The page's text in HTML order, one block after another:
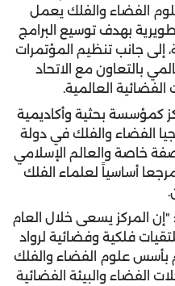
الفضاء والفلك يعمل
بهدف توسيع البرامج
إلى جانب تنظيم المؤتمرات
بالتعاون مع الاتحاد
العالمية.
كمؤسسة بحثية وأكاديمية
الفضاء والفلك في دولة
خاصة والعالم الإسلامي
أساسياً لعلماء الفلك
المركز يسعى خلال العام
فلكية وفضائية لرواد
بأسس علوم الفضاء والفلك
الفضاء والبيئة الفضائية